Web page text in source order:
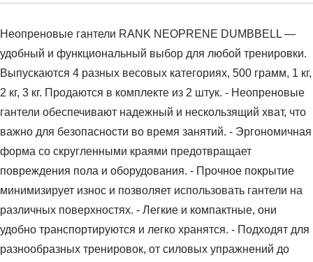
Неопреновые гантели RANK NEOPRENE DUMBBELL —
удобный и функциональный выбор для любой тренировки.
Выпускаются 4 разных весовых категориях, 500 грамм, 1 кг,
2 кг, 3 кг. Продаются в комплекте из 2 штук. - Неопреновые
гантели обеспечивают надежный и нескользящий хват, что
важно для безопасности во время занятий. - Эргономичная
форма со скругленными краями предотвращает
повреждения пола и оборудования. - Прочное покрытие
минимизирует износ и позволяет использовать гантели на
различных поверхностях. - Легкие и компактные, они
удобно транспортируются и легко хранятся. - Подходят для
разнообразных тренировок, от силовых упражнений до